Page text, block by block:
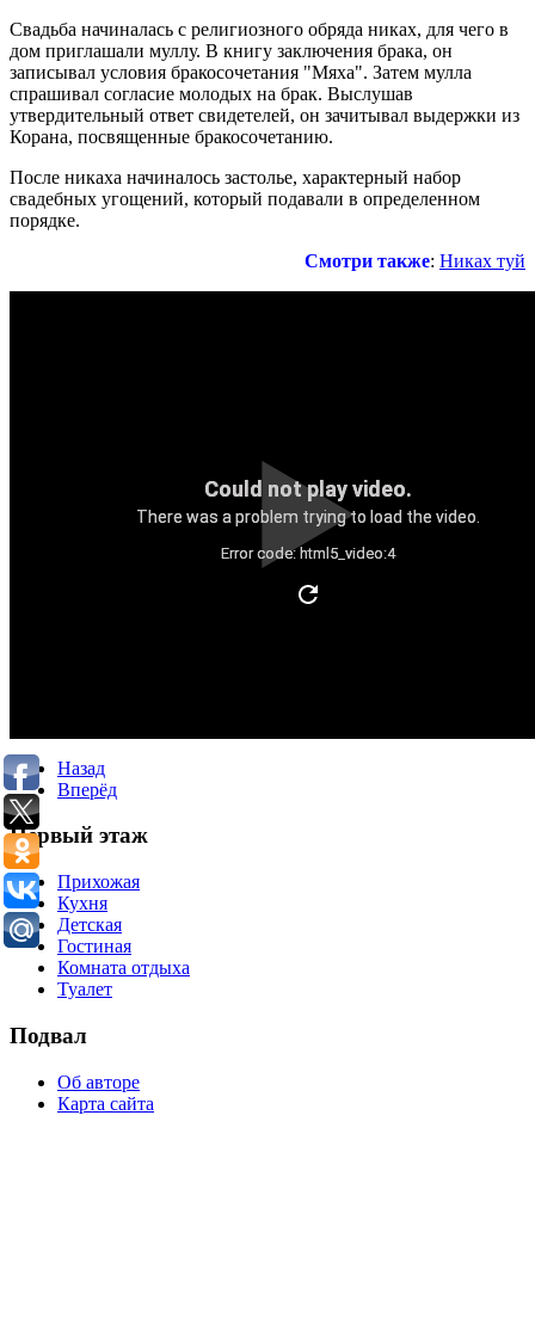
Свадьба начиналась с религиозного обряда никах, для чего в
дом приглашали муллу. В книгу заключения брака, он
записывал условия бракосочетания "Мяха". Затем мулла
спрашивал согласие молодых на брак. Выслушав
утвердительный ответ свидетелей, он зачитывал выдержки из
Корана, посвященные бракосочетанию.
После никаха начиналось застолье, характерный набор
свадебных угощений, который подавали в определенном
порядке.
Смотри также: Никах туй
Could not play video.
There was a problem trying to load the video.
Error code: html5_video:4
Назад
Вперёд
Первый этаж
Прихожая
Кухня
Детская
Гостиная
Комната отдыха
Туалет
Подвал
Об авторе
Карта сайта